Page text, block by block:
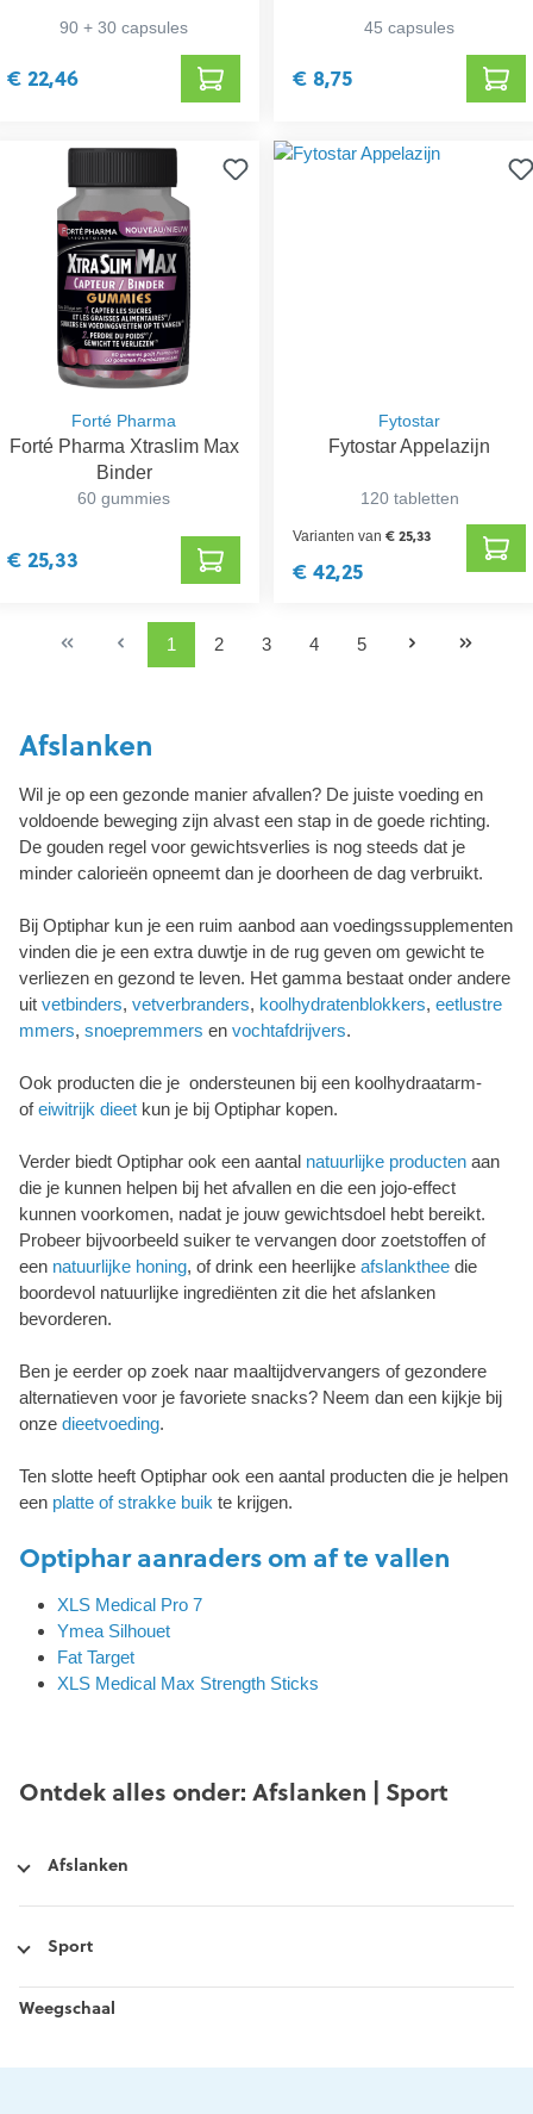
90 + 30 capsules
€ 22,46
45 capsules
€ 8,75
Forté Pharma
Forté Pharma Xtraslim Max
Binder
60 gummies
€ 25,33
Fytostar
Fytostar Appelazijn
120 tabletten
Varianten van€ 25,33
€ 42,25
1 2 3 4 5
Afslanken
Wil je op een gezonde manier afvallen? De juiste voeding en
voldoende beweging zijn alvast een stap in de goede richting.
De gouden regel voor gewichtsverlies is nog steeds dat je
minder calorieën opneemt dan je doorheen de dag verbruikt.
Bij Optiphar kun je een ruim aanbod aan voedingssupplementen
vinden die je een extra duwtje in de rug geven om gewicht te
verliezen en gezond te leven. Het gamma bestaat onder andere
uit vetbinders, vetverbranders, koolhydratenblokkers, eetlustre
mmers, snoepremmers en vochtafdrijvers.
Ook producten die je ondersteunen bij een koolhydraatarm-
ofeiwitrijk dieet kun je bij Optiphar kopen.
Verder biedt Optiphar ook een aantal natuurlijke producten aan
die je kunnen helpen bij het afvallen en die een jojo-effect
kunnen voorkomen, nadat je jouw gewichtsdoel hebt bereikt.
Probeer bijvoorbeeld suiker te vervangen door zoetstoffen of
een natuurlijke honing, of drink een heerlijke afslankthee die
boordevol natuurlijke ingrediënten zit die het afslanken
bevorderen.
Ben je eerder op zoek naar maaltijdvervangers of gezondere
alternatieven voor je favoriete snacks? Neem dan een kijkje bij
onze dieetvoeding.
Ten slotte heeft Optiphar ook een aantal producten die je helpen
een platte of strakke buik te krijgen.
Optiphar aanraders om af te vallen
XLS Medical Pro 7
Ymea Silhouet
Fat Target
XLS Medical Max Strength Sticks
Ontdek alles onder: Afslanken | Sport
Afslanken
Sport
Weegschaal